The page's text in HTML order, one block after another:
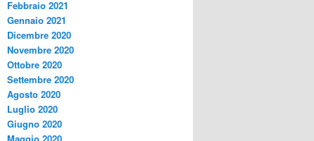
Febbraio 2021
Gennaio 2021
Dicembre 2020
Novembre 2020
Ottobre 2020
Settembre 2020
Agosto 2020
Luglio 2020
Giugno 2020